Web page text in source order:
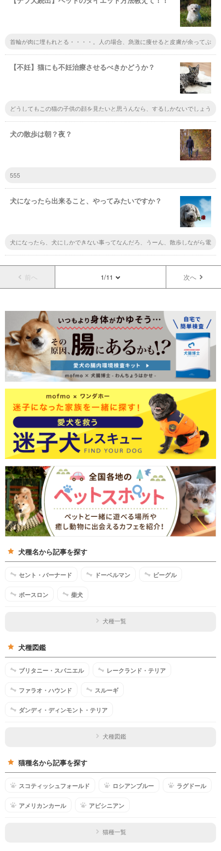
首輪が肉に埋もれとる・・・・。人の場合、急激に痩せると皮膚が余ってぷ
基本だけど、食べ過ぎ注意
【不妊】猫にも不妊治療させるべきかどうか？
どうしてもこの猫の子供の顔を見たいと思うんなら、するしかないでしょう
がいくら考えたところで、堂々巡りになって、答えのない問題のような気が
します。
犬の散歩は朝？夜？
555
犬になったら出来ること、やってみたいですか？
犬になったら、犬にしかできない事ってなんだろ、うーん、散歩しながら電
ね。犬にしかできない事って、夜思いっきり遠吠えしてみるとか？
前へ 1/11 次へ
犬種名から記事を探す
セント・バーナード ドーベルマン ビーグル
ボースロン 柴犬
犬種一覧
犬種図鑑
ブリタニー・スパニエル レークランド・テリア
ファラオ・ハウンド スルーギ
ダンディ・ディンモント・テリア
犬種図鑑
猫種名から記事を探す
スコティッシュフォールド ロシアンブルー ラグドール
アメリカンカール アビシニアン
猫種一覧